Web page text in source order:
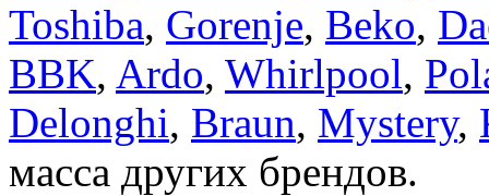
Toshiba, Gorenje, Beko,
BBK, Ardo, Whirlpool,
Delonghi, Braun, Mystery,
масса других брендов.